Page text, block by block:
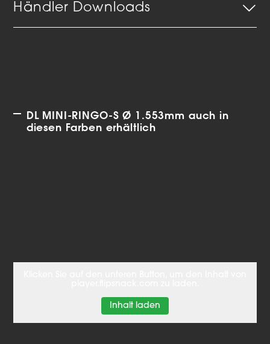
Händler Downloads
DL MINI-RINGO-S Ø 1.553mm auch in
diesen Farben erhältlich
Inhalt laden